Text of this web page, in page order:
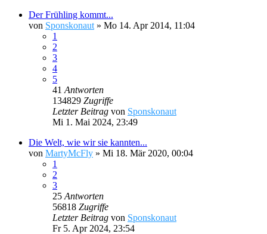
Der Frühling kommt...
von Sponskonaut » Mo 14. Apr 2014, 11:04
1
2
3
4
5
41 Antworten
134829 Zugriffe
Letzter Beitrag von Sponskonaut
Mi 1. Mai 2024, 23:49
Die Welt, wie wir sie kannten...
von MartyMcFly » Mi 18. Mär 2020, 00:04
1
2
3
25 Antworten
56818 Zugriffe
Letzter Beitrag von Sponskonaut
Fr 5. Apr 2024, 23:54